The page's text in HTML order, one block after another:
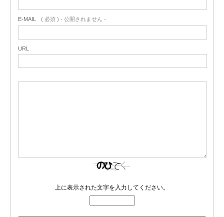
E-MAIL ( 必須 ) - 公開されません -
URL
上に表示された文字を入力してください。